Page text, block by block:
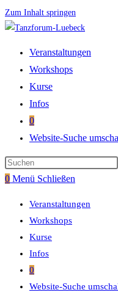
Zum Inhalt springen
Veranstaltungen
Workshops
Kurse
Infos
0
Website-Suche
0 Menü Schließen
Veranstaltungen
Workshops
Kurse
Infos
0
Website-Suche